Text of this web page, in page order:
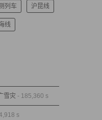
列车 沪昆线
线
雪灾 - 185,360 s
s